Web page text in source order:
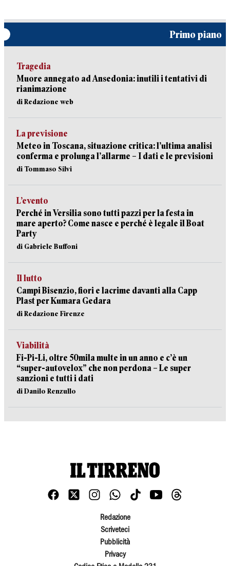
Primo piano
Tragedia
Muore annegato ad Ansedonia: inutili i tentativi di
rianimazione
di Redazione web
La previsione
Meteo in Toscana, situazione critica: l’ultima analisi
conferma e prolunga l’allarme – I dati e le previsioni
di Tommaso Silvi
L’evento
Perché in Versilia sono tutti pazzi per la festa in
mare aperto? Come nasce e perché è legale il Boat
Party
di Gabriele Buffoni
Il lutto
Campi Bisenzio, fiori e lacrime davanti alla Capp
Plast per Kumara Gedara
di Redazione Firenze
Viabilità
Fi-Pi-Li, oltre 50mila multe in un anno e c’è un
“super-autovelox” che non perdona – Le super
sanzioni e tutti i dati
di Danilo Renzullo
Redazione
Scriveteci
Pubblicità
Privacy